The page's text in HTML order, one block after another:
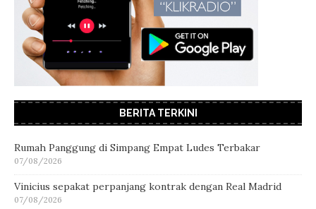
BERITA TERKINI
Rumah Panggung di Simpang Empat Ludes Terbakar
07/08/2026
Vinicius sepakat perpanjang kontrak dengan Real Madrid
07/08/2026